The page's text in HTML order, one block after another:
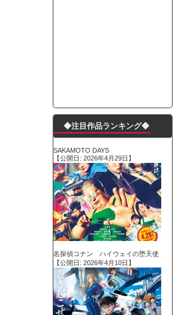
◆注目作品ランキング◆
SAKAMOTO DAYS
【公開日: 2026年4月29日】
名探偵コナン ハイウェイの堕天使
【公開日: 2026年4月10日】